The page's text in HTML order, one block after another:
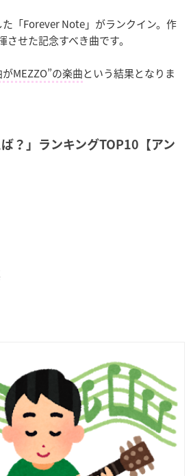
「Forever Note」がランクイン。作
せた記念すべき曲です。
MEZZO”の楽曲という結果となりま
ば？」ランキングTOP10【アン